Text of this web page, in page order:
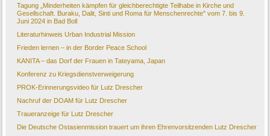
Tagung „Minderheiten kämpfen für gleichberechtigte Teilhabe in Kirche und
Gesellschaft. Buraku, Dalit, Sinti und Roma für Menschenrechte" vom 7. bis 9.
Juni 2024 in Bad Boll
Literaturhinweis Urban Industrial Mission
Frieden lernen – in der Border Peace School
KANITA – das Dorf der Frauen in Tateyama, Japan
Konferenz zu Kriegsdienstverweigerung
PROK-Erinnerungsvideo für Lutz Drescher
Nachruf der DOAM für Lutz Drescher
Traueranzeige für Lutz Drescher
Die Deutsche Ostasienmission trauert um ihren Ehrenvorsitzenden Lutz Drescher